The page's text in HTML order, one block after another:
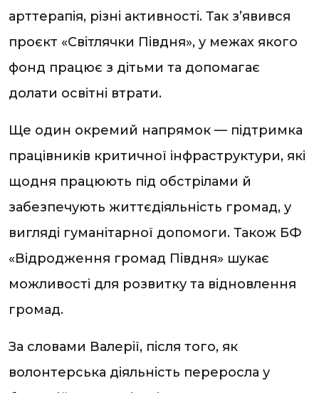
арттерапія, різні активності. Так з’явився
проєкт «Світлячки Півдня», у межах якого
фонд працює з дітьми та допомагає
долати освітні втрати.
Ще один окремий напрямок — підтримка
працівників критичної інфраструктури, які
щодня працюють під обстрілами й
забезпечують життєдіяльність громад, у
вигляді гуманітарної допомоги. Також БФ
«Відродження громад Півдня» шукає
можливості для розвитку та відновлення
громад.
За словами Валерії, після того, як
волонтерська діяльність переросла у